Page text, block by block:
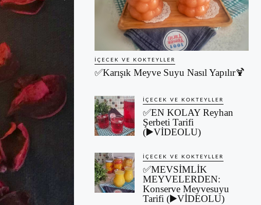
İÇECEK VE KOKTEYLLER
✅Karışık Meyve Suyu Nasıl Yapılır🍹
İÇECEK VE KOKTEYLLER
✅EN KOLAY Reyhan
Şerbeti Tarifi
(▶️VİDEOLU)
İÇECEK VE KOKTEYLLER
✅MEVSİMLİK
MEYVELERDEN:
Konserve Meyvesuyu
Tarifi (▶️VİDEOLU)